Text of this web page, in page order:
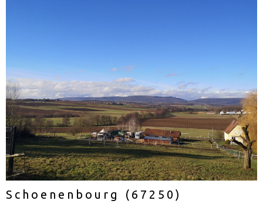
voir le
bien
Schoenenbourg (67250)